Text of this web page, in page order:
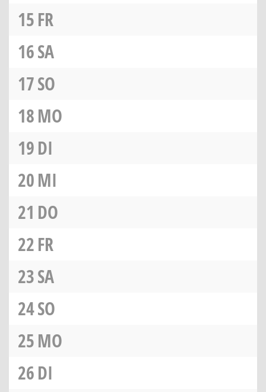
15FR
16SA
17SO
18MO
19DI
20MI
21 DO
22FR
23SA
24SO
25MO
26DI